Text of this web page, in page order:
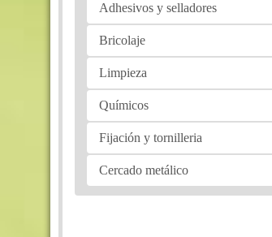
Adhesivos y selladores
Bricolaje
Limpieza
Químicos
Fijación y tornilleria
Cercado metálico